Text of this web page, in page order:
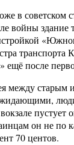
в советском
войны
транспорта
ещё после
между старым
он не по
70 центов.